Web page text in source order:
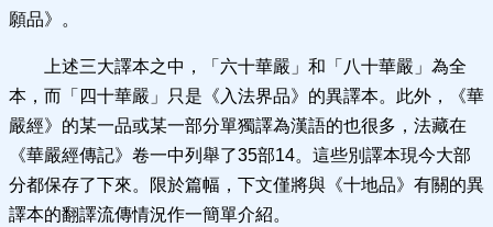
願品》。
上述三大譯本之中，「六十華嚴」和「八十華嚴」為全
本，而「四十華嚴」只是《入法界品》的異譯本。此外，《華
嚴經》的某一品或某一部分單獨譯為漢語的也很多，法藏在
《華嚴經傳記》卷一中列舉了35部14。這些別譯本現今大部
分都保存了下來。限於篇幅，下文僅將與《十地品》有關的異
譯本的翻譯流傳情況作一簡單介紹。